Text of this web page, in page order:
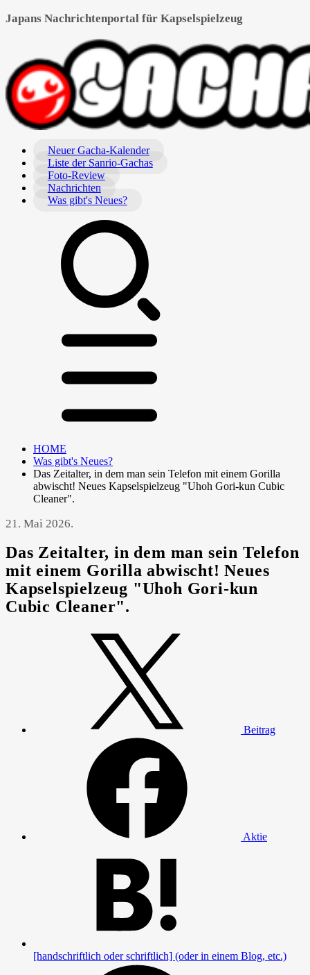
Japans Nachrichtenportal für Kapselspielzeug
Neuer Gacha-Kalender
Liste der Sanrio-Gachas
Foto-Review
Nachrichten
Was gibt's Neues?
HOME
Was gibt's Neues?
Das Zeitalter, in dem man sein Telefon mit einem Gorilla
abwischt! Neues Kapselspielzeug "Uhoh Gori-kun Cubic
Cleaner".
21. Mai 2026.
Das Zeitalter, in dem man sein Telefon
mit einem Gorilla abwischt! Neues
Kapselspielzeug "Uhoh Gori-kun
Cubic Cleaner".
Beitrag
Aktie
[handschriftlich oder schriftlich] (oder in einem Blog, etc.)